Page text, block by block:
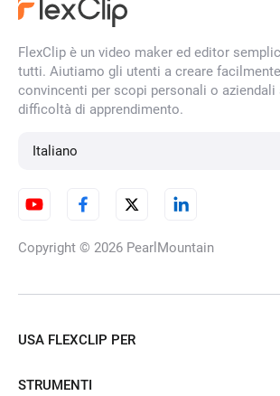
FlexClip è un video maker ed editor
tutti. Aiutiamo gli utenti a creare
convincenti per scopi personali o aziendali
difficoltà di apprendimento.
Italiano
Copyright © 2026 PearlMountain
USA FLEXCLIP PER
STRUMENTI